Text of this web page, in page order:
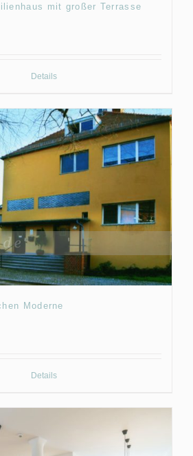
mit großer Terrasse
Details
Moderne
Details